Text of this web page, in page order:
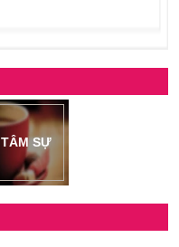
TÂM SỰ